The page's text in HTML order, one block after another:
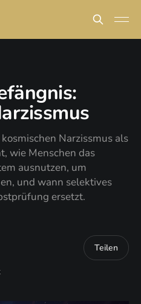
Narzissmus als
wie Menschen das
ausnutzen, um
und wann selektives
ersetzt.
Teilen